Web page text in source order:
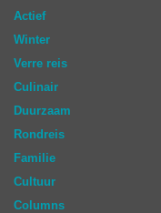
Actief
Winter
Verre reis
Culinair
Duurzaam
Rondreis
Familie
Cultuur
Columns